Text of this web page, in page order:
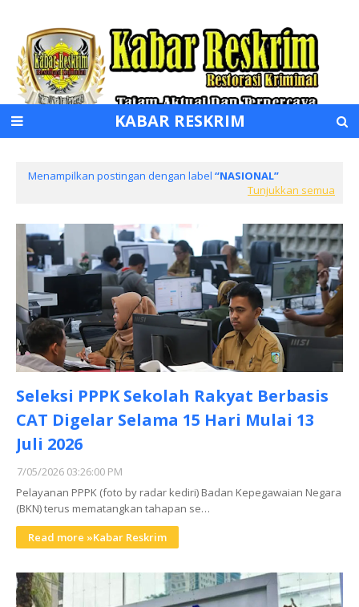
KABAR RESKRIM
Menampilkan postingan dengan label
NASIONAL
Tunjukkan semua
Seleksi PPPK Sekolah Rakyat Berbasis
CAT Digelar Selama 15 Hari Mulai 13
Juli 2026
7/05/2026 03:26:00 PM
Pelayanan PPPK (foto by radar kediri) Badan Kepegawaian Negara
(BKN) terus mematangkan tahapan se…
Read more »Kabar Reskrim